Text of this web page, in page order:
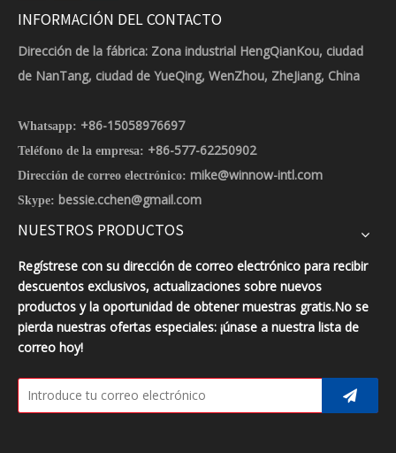
INFORMACIÓN DEL CONTACTO
Dirección de la fábrica: Zona industrial HengQianKou, ciudad
de NanTang, ciudad de YueQing, WenZhou, ZheJiang, China
Whatsapp: +86-15058976697
Teléfono de la empresa: +86-577-62250902
Dirección de correo electrónico: mike@winnow-intl.com
Skype: bessie.cchen@gmail.com
NUESTROS PRODUCTOS
Regístrese con su dirección de correo electrónico para recibir
descuentos exclusivos, actualizaciones sobre nuevos
productos y la oportunidad de obtener muestras gratis.No se
pierda nuestras ofertas especiales: ¡únase a nuestra lista de
correo hoy!